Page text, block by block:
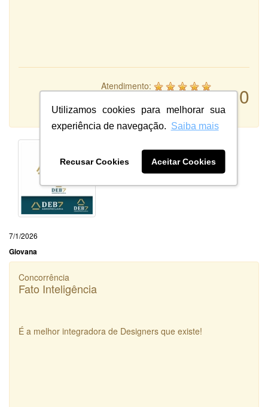
Utilizamos cookies para melhorar sua
experiência de navegação. Saiba mais
Recusar Cookies Aceitar Cookies
10
Atendimento:
Sistema:
7/1/2026
Giovana
Concorrência
Fato Inteligência
É a melhor integradora de Designers que existe!